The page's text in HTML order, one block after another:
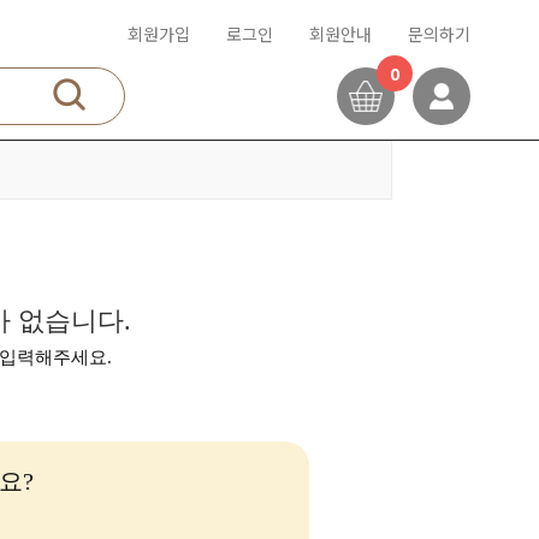
회원가입 로그인 회원안내
문의하기
0
없습니다.
력해주세요.
?